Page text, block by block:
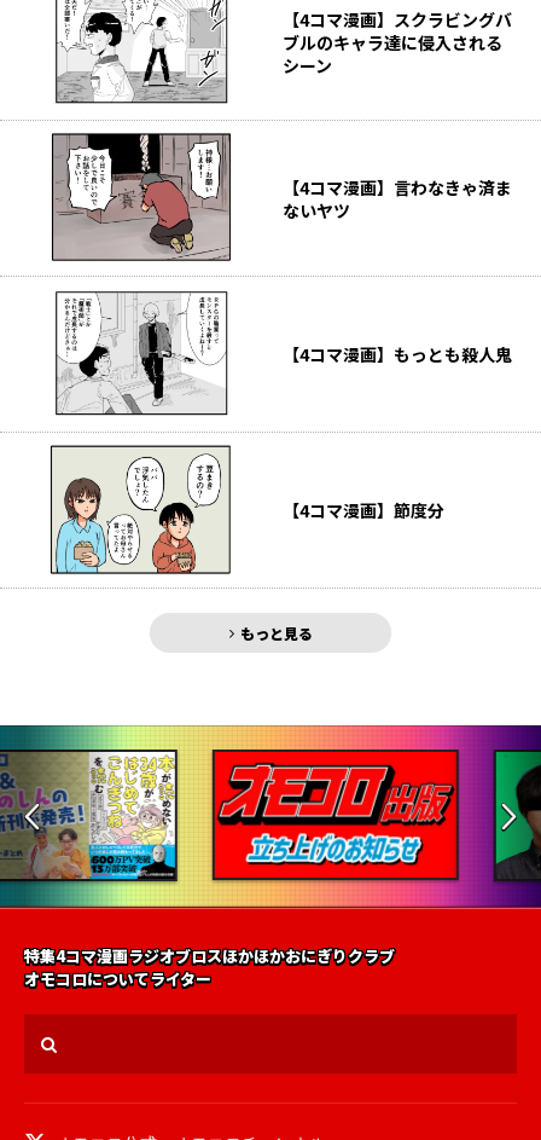
【4コマ漫画】スクラビングバ
ブルのキャラ達に侵入される
シーン
【4コマ漫画】言わなきゃ済ま
ないヤツ
【4コマ漫画】もっとも殺人鬼
【4コマ漫画】節度分
もっと見る
特集4コマ漫画ラジオブロスほかほかおにぎりクラブ
オモコロについてライター